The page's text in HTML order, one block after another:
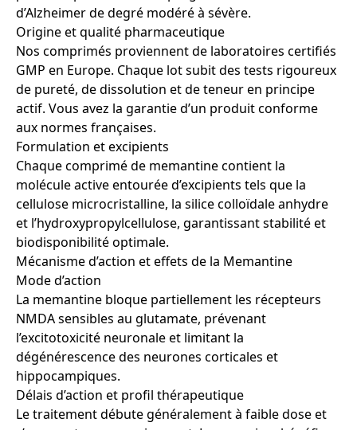
d’Alzheimer de degré modéré à sévère.
Origine et qualité pharmaceutique
Nos comprimés proviennent de laboratoires certifiés
GMP en Europe. Chaque lot subit des tests rigoureux
de pureté, de dissolution et de teneur en principe
actif. Vous avez la garantie d’un produit conforme
aux normes françaises.
Formulation et excipients
Chaque comprimé de memantine contient la
molécule active entourée d’excipients tels que la
cellulose microcristalline, la silice colloïdale anhydre
et l’hydroxypropylcellulose, garantissant stabilité et
biodisponibilité optimale.
Mécanisme d’action et effets de la Memantine
Mode d’action
La memantine bloque partiellement les récepteurs
NMDA sensibles au glutamate, prévenant
l’excitotoxicité neuronale et limitant la
dégénérescence des neurones corticales et
hippocampiques.
Délais d’action et profil thérapeutique
Le traitement débute généralement à faible dose et